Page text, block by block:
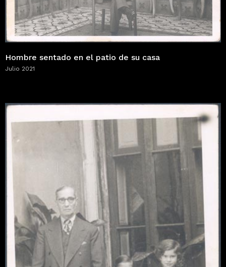
Hombre sentado en el patio de su casa
Julio 2021